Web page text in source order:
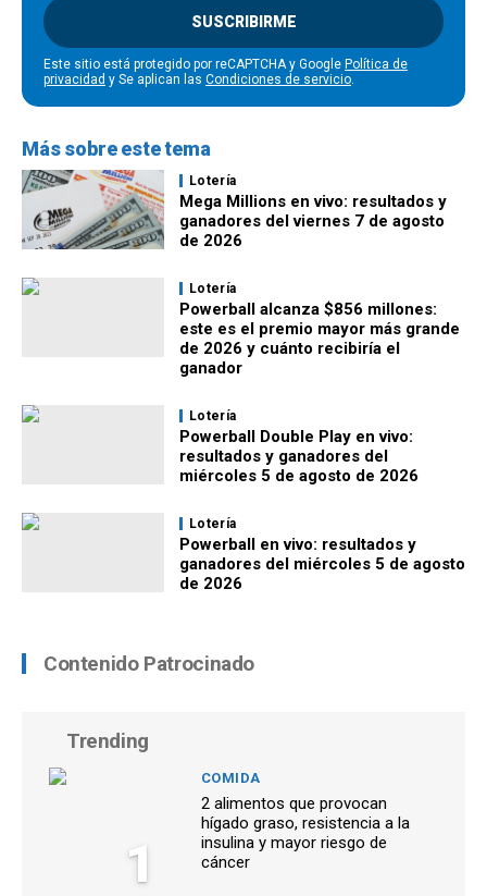
SUSCRIBIRME
Este sitio está protegido por reCAPTCHA y Google Política de
privacidad y Se aplican las Condiciones de servicio.
Más sobre este tema
Lotería
Mega Millions en vivo: resultados y
ganadores del viernes 7 de agosto
de 2026
Lotería
Powerball alcanza $856 millones:
este es el premio mayor más grande
de 2026 y cuánto recibiría el
ganador
Lotería
Powerball Double Play en vivo:
resultados y ganadores del
miércoles 5 de agosto de 2026
Lotería
Powerball en vivo: resultados y
ganadores del miércoles 5 de agosto
de 2026
Contenido Patrocinado
Trending
1
COMIDA
2 alimentos que provocan
hígado graso, resistencia a la
insulina y mayor riesgo de
cáncer